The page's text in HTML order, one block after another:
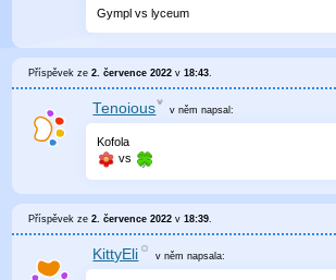
Gympl vs lyceum
Příspěvek ze2. července 2022 v18:43
Tenoious v něm napsal:
Kofola
vs
Příspěvek ze2. července 2022 v18:39.
KittyEli v němnapsala: